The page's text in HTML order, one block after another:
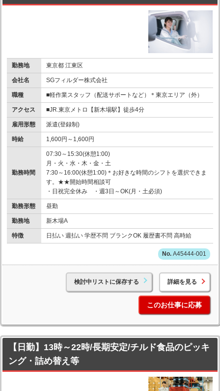
勤務地 東京都 江東区
会社名 SGフィルダー株式会社
職種 ■軽作業スタッフ（配送サポートなど）＊東京エリア（外）
アクセス ■JR.東京メトロ【新木場駅】徒歩4分
雇用形態 派遣(登録制)
時給 1,600円～1,600円
勤務時間
07:30～15:30(休憩1:00)
月・火・水・木・金・土
7:30～16:00(休憩1:00)＊お好きな時間のシフトを選択できま
す。★★開始時間相談可
・日祝完全休み ・週3日～OK(月・土必須)
勤務形態 昼勤
勤務地 新木場A
特徴 日払い 週払い 学歴不問 ブランクOK 履歴書不問 高時給
A45444-001
検討中リストに保存する 詳細を見る
このお仕事に応募
【日勤】13時～22時/長期安定/チルド食品のピッキ
ング・詰め替え等